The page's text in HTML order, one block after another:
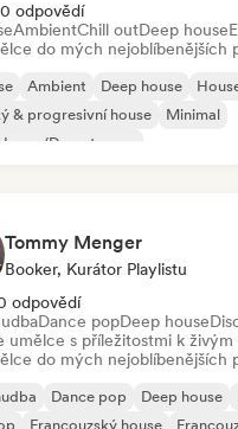
odpovědí
AmbientChill outDeep house
do mých nejoblíbenějších
Ambient Deep house
& progresivní house
Minimal
Downtempo
Tommy Menger
Booker, Kurátor Playlistu
odpovědí
Dance popDeep house
umělce s příležitostmi k
do mých nejoblíbenějších
Dance pop Deep house
Francouzský house